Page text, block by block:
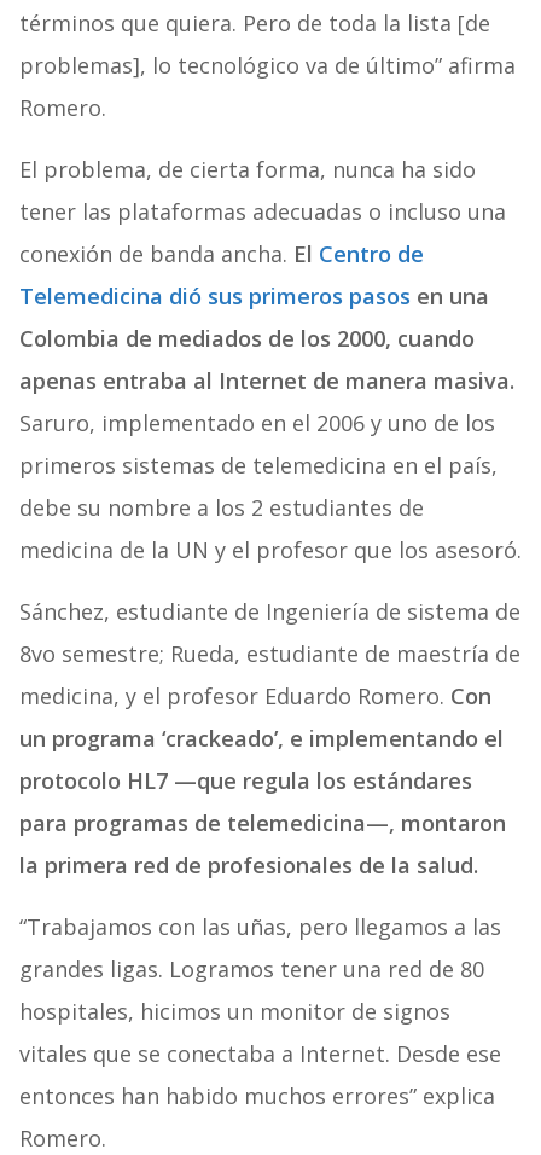
términos que quiera. Pero de toda la lista [de
problemas], lo tecnológico va de último” afirma
Romero.
El problema, de cierta forma, nunca ha sido
tener las plataformas adecuadas o incluso una
conexión de banda ancha. El Centro de
Telemedicina dió sus primeros pasos en una
Colombia de mediados de los 2000, cuando
apenas entraba al Internet de manera masiva.
Saruro, implementado en el 2006 y uno de los
primeros sistemas de telemedicina en el país,
debe su nombre a los 2 estudiantes de
medicina de la UN y el profesor que los asesoró.
Sánchez, estudiante de Ingeniería de sistema de
8vo semestre; Rueda, estudiante de maestría de
medicina, y el profesor Eduardo Romero. Con
un programa ‘crackeado’, e implementando el
protocolo HL7 —que regula los estándares
para programas de telemedicina—, montaron
la primera red de profesionales de la salud.
“Trabajamos con las uñas, pero llegamos a las
grandes ligas. Logramos tener una red de 80
hospitales, hicimos un monitor de signos
vitales que se conectaba a Internet. Desde ese
entonces han habido muchos errores” explica
Romero.